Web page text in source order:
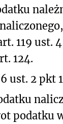
119 ust.
124.
ust. 2 pkt
podatku